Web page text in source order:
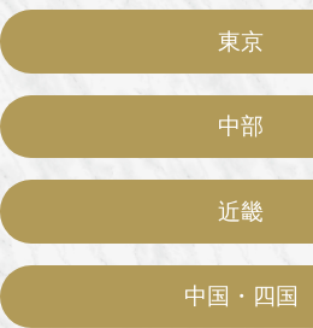
東京
中部
近畿
中国・四国